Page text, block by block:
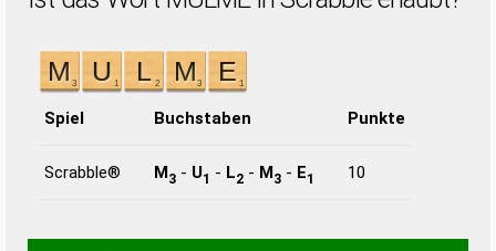
Spiel Buchstaben Punkte
Scrabble® M3 - U1 - L2 - M3 - E1 10